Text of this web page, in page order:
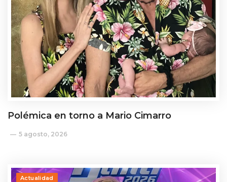
Polémica en torno a Mario Cimarro
5 agosto, 2026
Actualidad